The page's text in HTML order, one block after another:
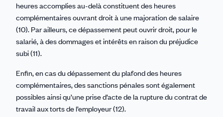
heures accomplies au-delà constituent des heures
complémentaires ouvrant droit à une majoration de salaire
(10). Par ailleurs, ce dépassement peut ouvrir droit, pour le
salarié, à des dommages et intérêts en raison du préjudice
subi (11).
Enfin, en cas du dépassement du plafond des heures
complémentaires, des sanctions pénales sont également
possibles ainsi qu’une prise d’acte de la rupture du contrat de
travail aux torts de l’employeur (12).